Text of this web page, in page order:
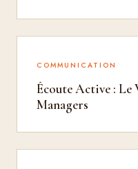
COMMUNICATION
Écoute Active : Le
Managers